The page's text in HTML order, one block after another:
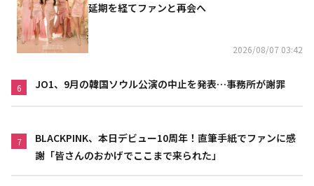
延期を経てファンと再会へ
2026/08/07 03:42
6 JO1、9月の韓国ソウル公演の中止を発表…事務所が謝罪
7
BLACKPINK、本日デビュー10周年！直筆手紙でファンに感
謝「皆さんのおかげでここまで来られた」